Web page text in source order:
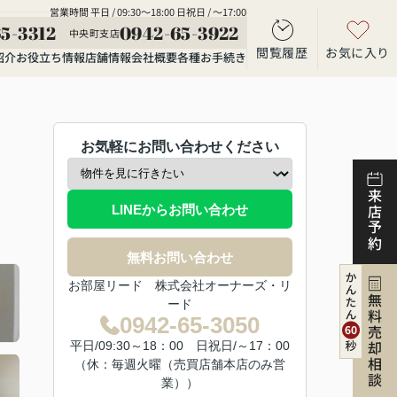
営業時間 平日 / 09:30～18:00 日祝日 / ～17:00
3312 中央町支店0942-65-3922
介お役立ち情報店舗情報会社概要各種お手続き 閲覧履歴 お気に入り
来店予約
無料売却相談
お気軽にお問い合わせください
LINEからお問い合わせ
無料お問い合わせ
お部屋リード 株式会社オーナーズ・リ
ード
0942-65-3050
平日/09:30～18：00 日祝日/～17：00
（休：毎週火曜（売買店舗本店のみ営
業））